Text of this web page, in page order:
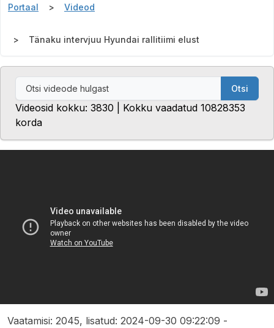
Portaal Videod
Tänaku intervjuu Hyundai rallitiimi elust
Otsi
Videosid kokku: 3830 | Kokku vaadatud 10828353
korda
Vaatamisi: 2045, lisatud: 2024-09-30 09:22:09 -